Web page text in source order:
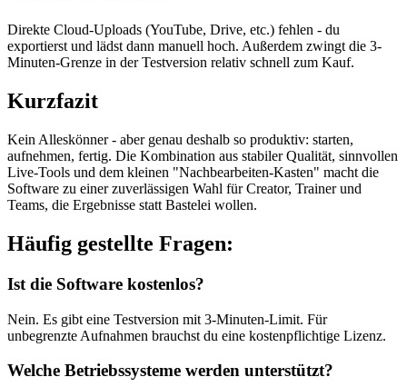
Direkte Cloud-Uploads (YouTube, Drive, etc.) fehlen - du
exportierst und lädst dann manuell hoch. Außerdem zwingt die 3-
Minuten-Grenze in der Testversion relativ schnell zum Kauf.
Kurzfazit
Kein Alleskönner - aber genau deshalb so produktiv: starten,
aufnehmen, fertig. Die Kombination aus stabiler Qualität, sinnvollen
Live-Tools und dem kleinen "Nachbearbeiten-Kasten" macht die
Software zu einer zuverlässigen Wahl für Creator, Trainer und
Teams, die Ergebnisse statt Bastelei wollen.
Häufig gestellte Fragen:
Ist die Software kostenlos?
Nein. Es gibt eine Testversion mit 3-Minuten-Limit. Für
unbegrenzte Aufnahmen brauchst du eine kostenpflichtige Lizenz.
Welche Betriebssysteme werden unterstützt?